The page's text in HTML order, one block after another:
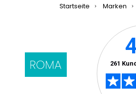
Startseite Marken